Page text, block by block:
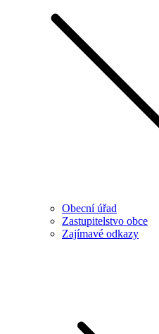
Obecní úřad
Zastupitelstvo obce
Zajímavé odkazy